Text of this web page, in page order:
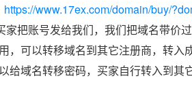
https://www.17ex.com/domain/buy/
家把账号发给我们，我们把域名带价
，可以转移域名到其它注册商，转入
给域名转移密码，买家自行转入到其